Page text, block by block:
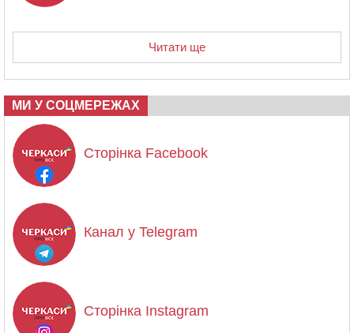
Читати ще
МИ У СОЦМЕРЕЖАХ
Сторінка Facebook
Канал у Telegram
Сторінка Instagram